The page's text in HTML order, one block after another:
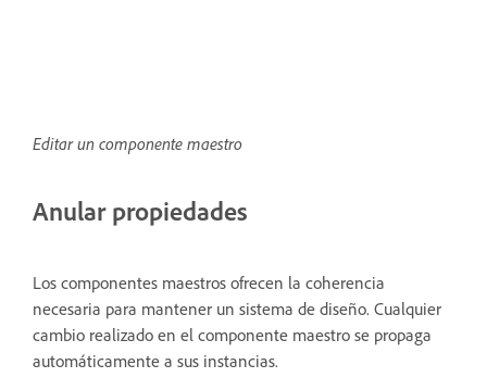
Editar un componente maestro
Anular propiedades
Los componentes maestros ofrecen la coherencia
necesaria para mantener un sistema de diseño. Cualquier
cambio realizado en el componente maestro se propaga
automáticamente a sus instancias.